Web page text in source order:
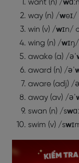
want (n) /w
way (n) /weɪ/
win (v) /wɪn/
wing (n) /w
awake (a) /əˈ
award (n) /əˈ
aware (adj) /
away (av) /əˈ
swan (n) /sw
swim (v) /sw